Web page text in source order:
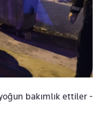
bakımlık ettiler -